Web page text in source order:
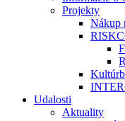
Projekty
Nákup
Udalosti
Aktuality